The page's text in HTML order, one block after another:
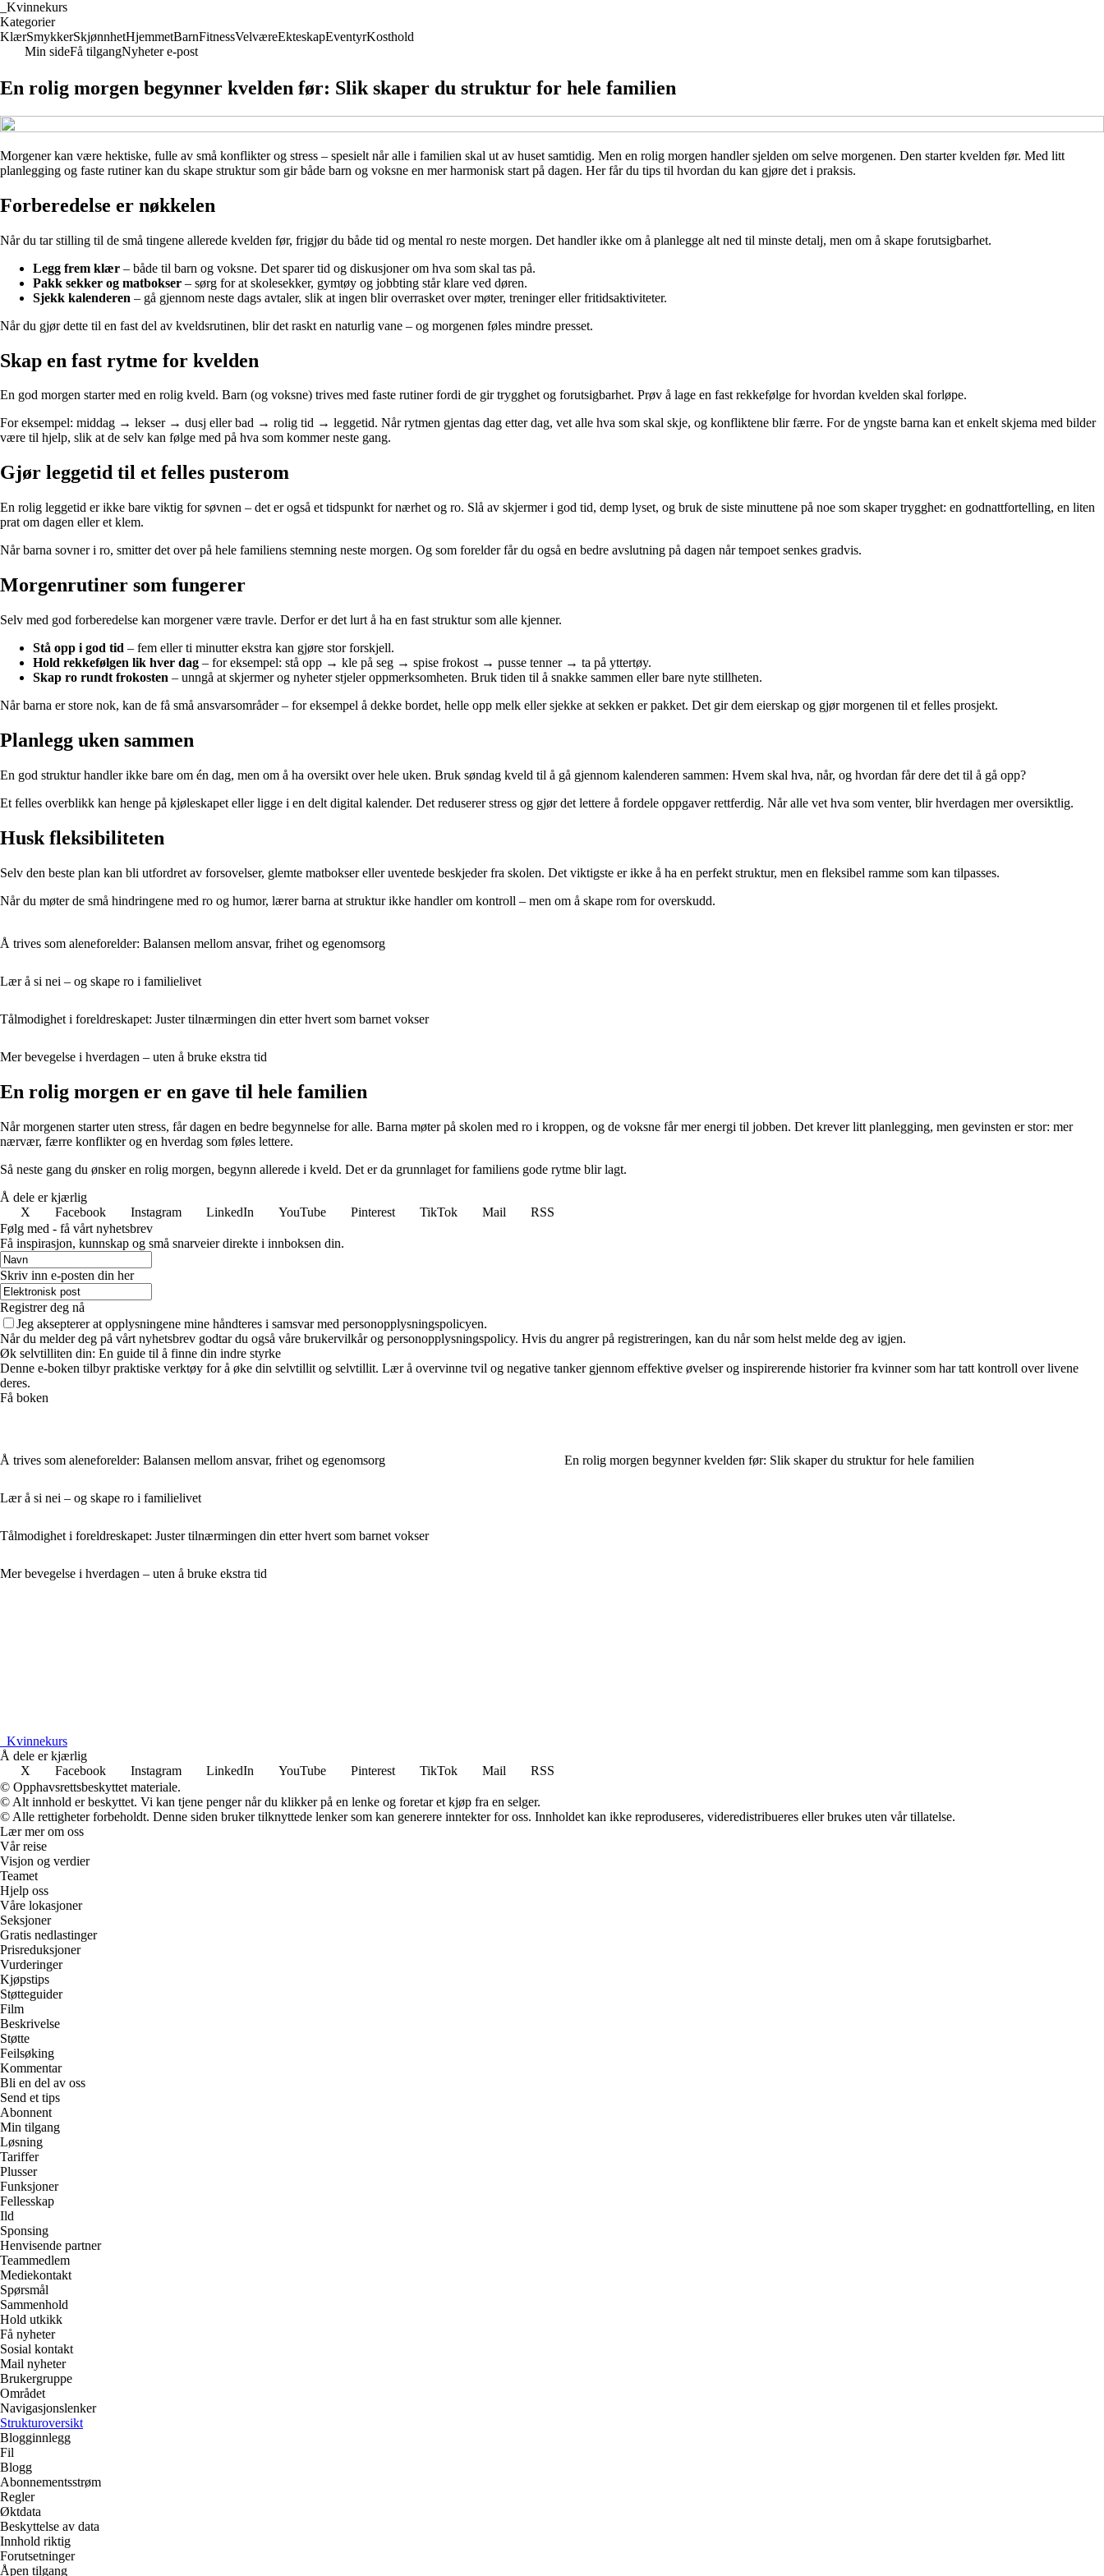
Kvinnekurs
Kategorier
KlærSmykkerSkjønnhetHjemmetBarnFitnessVelværeEkteskapEventyrKosthold
Min sideFå tilgangNyheter e-post
En rolig morgen begynner kvelden før: Slik skaper du struktur for hele familien
Morgener kan være hektiske, fulle av små konflikter og stress – spesielt når alle i familien skal ut av huset samtidig. Men en rolig morgen handler sjelden om selve morgenen. Den starter kvelden før. Med litt
planlegging og faste rutiner kan du skape struktur som gir både barn og voksne en mer harmonisk start på dagen. Her får du tips til hvordan du kan gjøre det i praksis.
Forberedelse er nøkkelen
Når du tar stilling til de små tingene allerede kvelden før, frigjør du både tid og mental ro neste morgen. Det handler ikke om å planlegge alt ned til minste detalj, men om å skape forutsigbarhet.
Legg frem klær – både til barn og voksne. Det sparer tid og diskusjoner om hva som skal tas på.
Pakk sekker og matbokser – sørg for at skolesekker, gymtøy og jobbting står klare ved døren.
Sjekk kalenderen – gå gjennom neste dags avtaler, slik at ingen blir overrasket over møter, treninger eller fritidsaktiviteter.
Når du gjør dette til en fast del av kveldsrutinen, blir det raskt en naturlig vane – og morgenen føles mindre presset.
Skap en fast rytme for kvelden
En god morgen starter med en rolig kveld. Barn (og voksne) trives med faste rutiner fordi de gir trygghet og forutsigbarhet. Prøv å lage en fast rekkefølge for hvordan kvelden skal forløpe.
For eksempel: middag → lekser → dusj eller bad → rolig tid → leggetid. Når rytmen gjentas dag etter dag, vet alle hva som skal skje, og konfliktene blir færre. For de yngste barna kan et enkelt skjema med bilder
være til hjelp, slik at de selv kan følge med på hva som kommer neste gang.
Gjør leggetid til et felles pusterom
En rolig leggetid er ikke bare viktig for søvnen – det er også et tidspunkt for nærhet og ro. Slå av skjermer i god tid, demp lyset, og bruk de siste minuttene på noe som skaper trygghet: en godnattfortelling, en liten
prat om dagen eller et klem.
Når barna sovner i ro, smitter det over på hele familiens stemning neste morgen. Og som forelder får du også en bedre avslutning på dagen når tempoet senkes gradvis.
Morgenrutiner som fungerer
Selv med god forberedelse kan morgener være travle. Derfor er det lurt å ha en fast struktur som alle kjenner.
Stå opp i god tid – fem eller ti minutter ekstra kan gjøre stor forskjell.
Hold rekkefølgen lik hver dag – for eksempel: stå opp → kle på seg → spise frokost → pusse tenner → ta på yttertøy.
Skap ro rundt frokosten – unngå at skjermer og nyheter stjeler oppmerksomheten. Bruk tiden til å snakke sammen eller bare nyte stillheten.
Når barna er store nok, kan de få små ansvarsområder – for eksempel å dekke bordet, helle opp melk eller sjekke at sekken er pakket. Det gir dem eierskap og gjør morgenen til et felles prosjekt.
Planlegg uken sammen
En god struktur handler ikke bare om én dag, men om å ha oversikt over hele uken. Bruk søndag kveld til å gå gjennom kalenderen sammen: Hvem skal hva, når, og hvordan får dere det til å gå opp?
Et felles overblikk kan henge på kjøleskapet eller ligge i en delt digital kalender. Det reduserer stress og gjør det lettere å fordele oppgaver rettferdig. Når alle vet hva som venter, blir hverdagen mer oversiktlig.
Husk fleksibiliteten
Selv den beste plan kan bli utfordret av forsovelser, glemte matbokser eller uventede beskjeder fra skolen. Det viktigste er ikke å ha en perfekt struktur, men en fleksibel ramme som kan tilpasses.
Når du møter de små hindringene med ro og humor, lærer barna at struktur ikke handler om kontroll – men om å skape rom for overskudd.
Å trives som aleneforelder: Balansen mellom ansvar, frihet og egenomsorg
Lær å si nei – og skape ro i familielivet
Tålmodighet i foreldreskapet: Juster tilnærmingen din etter hvert som barnet vokser
Mer bevegelse i hverdagen – uten å bruke ekstra tid
En rolig morgen er en gave til hele familien
Når morgenen starter uten stress, får dagen en bedre begynnelse for alle. Barna møter på skolen med ro i kroppen, og de voksne får mer energi til jobben. Det krever litt planlegging, men gevinsten er stor: mer
nærvær, færre konflikter og en hverdag som føles lettere.
Så neste gang du ønsker en rolig morgen, begynn allerede i kveld. Det er da grunnlaget for familiens gode rytme blir lagt.
Å dele er kjærlig
X
Facebook Instagram LinkedIn YouTube Pinterest TikTok Mail
RSS
Følg med - få vårt nyhetsbrev
Få inspirasjon, kunnskap og små snarveier direkte i innboksen din.
Skriv inn e-posten din her
Registrer deg nå
Jeg aksepterer at opplysningene mine håndteres i samsvar med personopplysningspolicyen.
Når du melder deg på vårt nyhetsbrev godtar du også våre brukervilkår og personopplysningspolicy. Hvis du angrer på registreringen, kan du når som helst melde deg av igjen.
Øk selvtilliten din: En guide til å finne din indre styrke
Denne e-boken tilbyr praktiske verktøy for å øke din selvtillit og selvtillit. Lær å overvinne tvil og negative tanker gjennom effektive øvelser og inspirerende historier fra kvinner som har tatt kontroll over livene
deres.
Få boken
Å trives som aleneforelder: Balansen mellom ansvar, frihet og egenomsorg
Lær å si nei – og skape ro i familielivet
Tålmodighet i foreldreskapet: Juster tilnærmingen din etter hvert som barnet vokser
Mer bevegelse i hverdagen – uten å bruke ekstra tid
En rolig morgen begynner kvelden før: Slik skaper du struktur for hele familien
Kvinnekurs
Å dele er kjærlig
X
Facebook Instagram LinkedIn YouTube Pinterest TikTok Mail
RSS
© Opphavsrettsbeskyttet materiale.
© Alt innhold er beskyttet. Vi kan tjene penger når du klikker på en lenke og foretar et kjøp fra en selger.
© Alle rettigheter forbeholdt. Denne siden bruker tilknyttede lenker som kan generere inntekter for oss. Innholdet kan ikke reproduseres, videredistribueres eller brukes uten vår tillatelse.
Lær mer om oss
Vår reise
Visjon og verdier
Teamet
Hjelp oss
Våre lokasjoner
Seksjoner
Gratis nedlastinger
Prisreduksjoner
Vurderinger
Kjøpstips
Støtteguider
Film
Beskrivelse
Støtte
Feilsøking
Kommentar
Bli en del av oss
Send et tips
Abonnent
Min tilgang
Løsning
Tariffer
Plusser
Funksjoner
Fellesskap
Ild
Sponsing
Henvisende partner
Teammedlem
Mediekontakt
Spørsmål
Sammenhold
Hold utkikk
Få nyheter
Sosial kontakt
Mail nyheter
Brukergruppe
Området
Navigasjonslenker
Strukturoversikt
Blogginnlegg
Fil
Blogg
Abonnementsstrøm
Regler
Øktdata
Beskyttelse av data
Innhold riktig
Forutsetninger
Åpen tilgang